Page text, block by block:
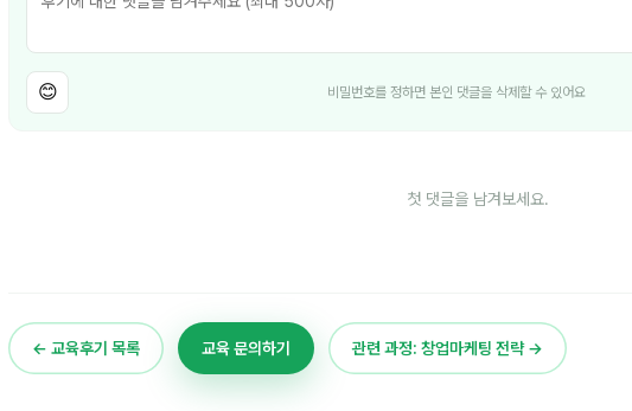
😊 비밀번호를 정하면 본인 댓글을 삭제할 수 있어요
첫 댓글을 남겨보세요.
← 교육후기 목록 교육 문의하기 관련 과정: 창업마케팅 전략 →